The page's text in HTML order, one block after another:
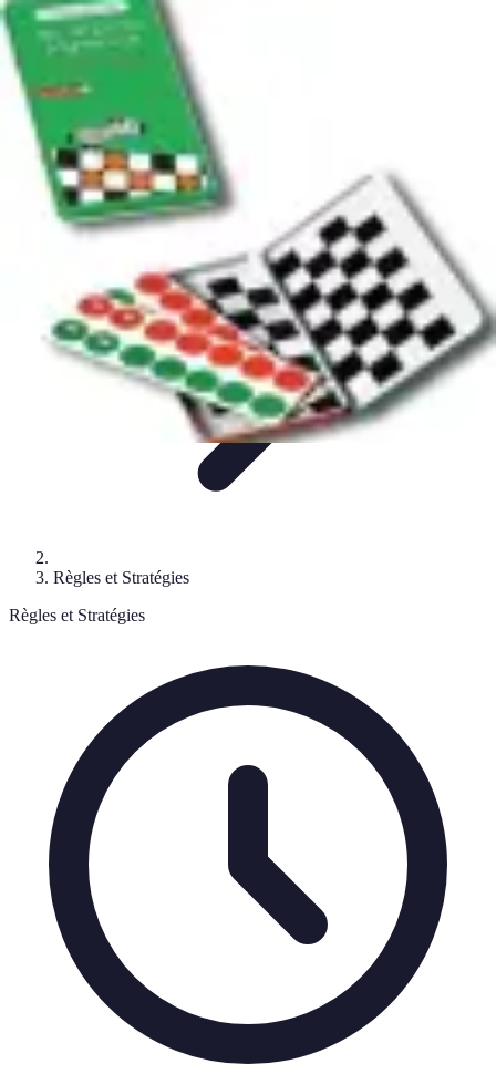
Règles Jeux Dames
Règles et Bases
Règles de Base
Techniques
Règles Avancées
Règles Jeux Dames
Règles et Stratégies
Règles et Stratégies